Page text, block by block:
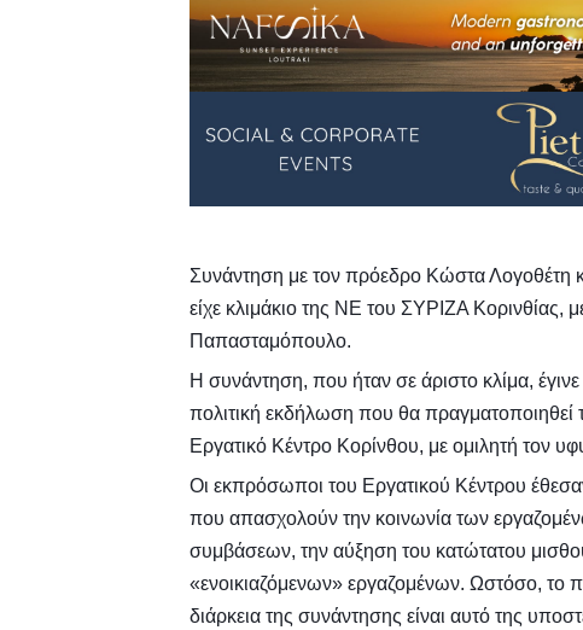
Συνάντηση με τον πρόεδρο Κώστα Λογοθέτη
είχε κλιμάκιο της ΝΕ του ΣΥΡΙΖΑ Κορινθίας,
Παπασταμόπουλο.
Η συνάντηση, που ήταν σε άριστο κλίμα,
πολιτική εκδήλωση που θα
Εργατικό Κέντρο Κορίνθου, με ομιλητή τον
Οι εκπρόσωποι του Εργατικού Κέντρου
που απασχολούν την κοινωνία των
συμβάσεων, την αύξηση του κατώτατου
«ενοικιαζόμενων» εργαζομένων. Ωστόσο, το
διάρκεια της συνάντησης είναι αυτό της